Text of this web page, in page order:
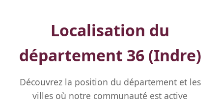
Localisation du
département 36 (Indre)
Découvrez la position du département et les
villes où notre communauté est active